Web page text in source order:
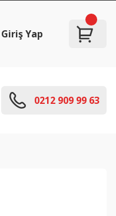
Giriş Yap
0212 909 99 63